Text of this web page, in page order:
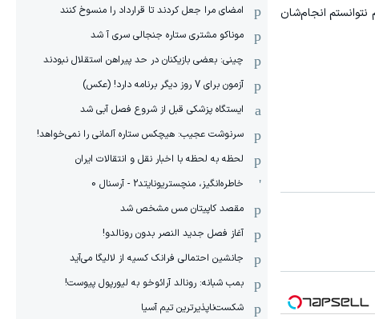
انجام‌شان
امضای مرا جعل کردند تا قرارداد را منسوخ کنند
موناکو مشتری ستاره جنجالی سری آ شد
چینی: بعضی بازیکنان در حد پیراهن استقلال نبودند
آزمون برای 7 روز دیگر برنامه دارد! (عکس)
ایستگاه پزشکی قبل از شروع فصل آبی شد
سرنوشت عجیب: هیچکس ستاره آلمانی را نمی‌خواهد!
لحظه به لحظه با اخبار نقل و انتقالات ایران
خاطره‌انگیز، منچستریونایتد2 - آرسنال 0
مقصد کاپیتان مس مشخص شد
آغاز فصل جدید النصر بدون رونالدو!
جانشین احتمالی فرانک کسیه از لالیگا می‌آید
بمب شبانه: رونالد آرائوخو به لیورپول پیوست!
شکست‌ناپذیرترین تیم آسیا